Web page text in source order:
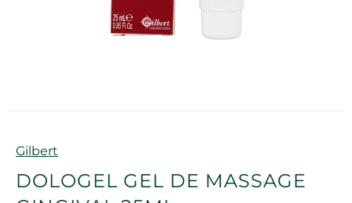
Marque
Gilbert
DOLOGEL GEL DE MASSAGE